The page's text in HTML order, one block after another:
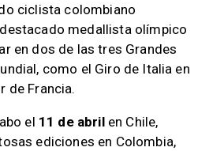
ciclista colombiano
destacado medallista olímpico
en dos de las tres Grandes
como el Giro de Italia en
de Francia.
el 11 de abrilen Chile,
ediciones en Colombia,